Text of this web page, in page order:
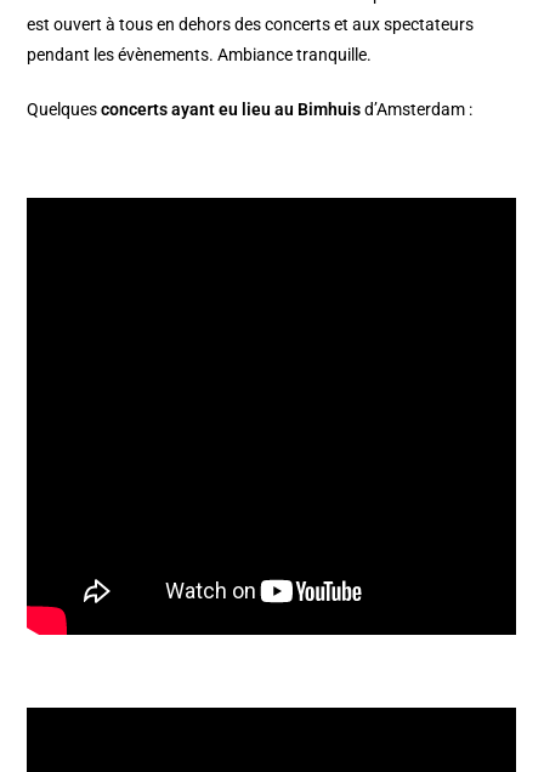
est ouvert à tous en dehors des concerts et aux spectateurs
pendant les évènements. Ambiance tranquille.
Quelquesconcerts ayant eu lieu au Bimhuisd’Amsterdam :